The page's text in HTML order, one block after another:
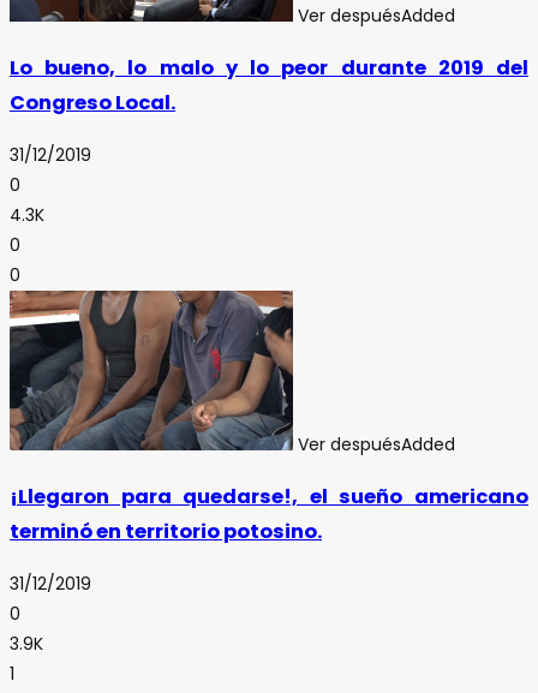
Ver despuésAdded
Lo bueno, lo malo y lo peor durante 2019 del
Congreso Local.
31/12/2019
0
4.3K
0
0
Ver despuésAdded
¡Llegaron para quedarse!, el sueño americano
terminó en territorio potosino.
31/12/2019
0
3.9K
1